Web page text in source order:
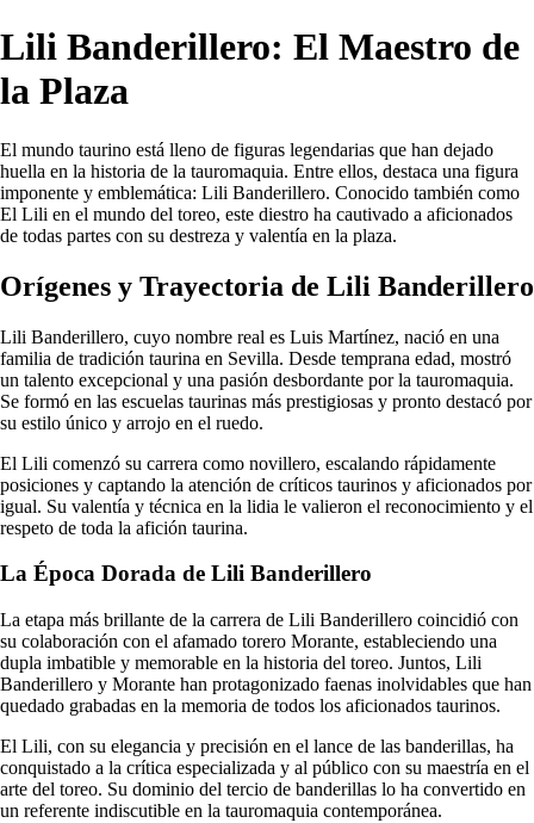
Lili Banderillero: El Maestro de
la Plaza
El mundo taurino está lleno de figuras legendarias que han dejado
huella en la historia de la tauromaquia. Entre ellos, destaca una figura
imponente y emblemática: Lili Banderillero. Conocido también como
El Lili en el mundo del toreo, este diestro ha cautivado a aficionados
de todas partes con su destreza y valentía en la plaza.
Orígenes y Trayectoria de Lili Banderillero
Lili Banderillero, cuyo nombre real es Luis Martínez, nació en una
familia de tradición taurina en Sevilla. Desde temprana edad, mostró
un talento excepcional y una pasión desbordante por la tauromaquia.
Se formó en las escuelas taurinas más prestigiosas y pronto destacó por
su estilo único y arrojo en el ruedo.
El Lili comenzó su carrera como novillero, escalando rápidamente
posiciones y captando la atención de críticos taurinos y aficionados por
igual. Su valentía y técnica en la lidia le valieron el reconocimiento y el
respeto de toda la afición taurina.
La Época Dorada de Lili Banderillero
La etapa más brillante de la carrera de Lili Banderillero coincidió con
su colaboración con el afamado torero Morante, estableciendo una
dupla imbatible y memorable en la historia del toreo. Juntos, Lili
Banderillero y Morante han protagonizado faenas inolvidables que han
quedado grabadas en la memoria de todos los aficionados taurinos.
El Lili, con su elegancia y precisión en el lance de las banderillas, ha
conquistado a la crítica especializada y al público con su maestría en el
arte del toreo. Su dominio del tercio de banderillas lo ha convertido en
un referente indiscutible en la tauromaquia contemporánea.